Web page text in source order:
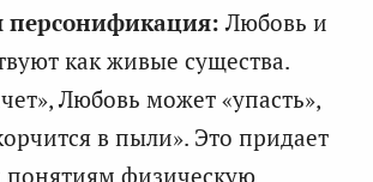
персонификация: Любовь и
как живые существа.
Любовь может «упасть»,
в пыли». Это придает
понятиям физическую